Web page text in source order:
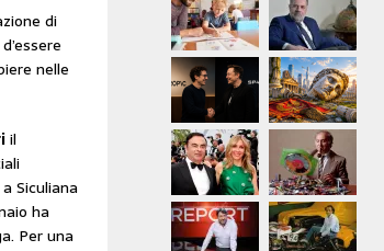
di
nelle
il
Siculiana
ha
Per una